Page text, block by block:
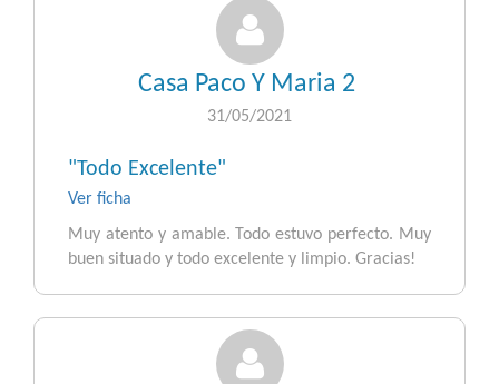
Casa Paco Y Maria 2
31/05/2021
"Todo Excelente"
Ver ficha
Muy atento y amable. Todo estuvo perfecto. Muy
buen situado y todo excelente y limpio. Gracias!